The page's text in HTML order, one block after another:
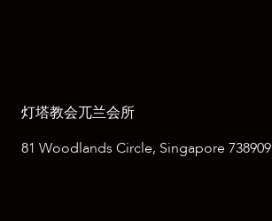
灯塔教会兀兰会所
81 Woodlands Circle, Singapore 738909